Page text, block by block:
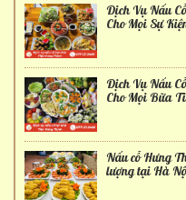
Dịch Vụ Nấu
Cho Mọi Sự
Dịch Vụ Nấu
Cho Mọi Bữa
Nấu cỗ Hưng
lượng tại Hà